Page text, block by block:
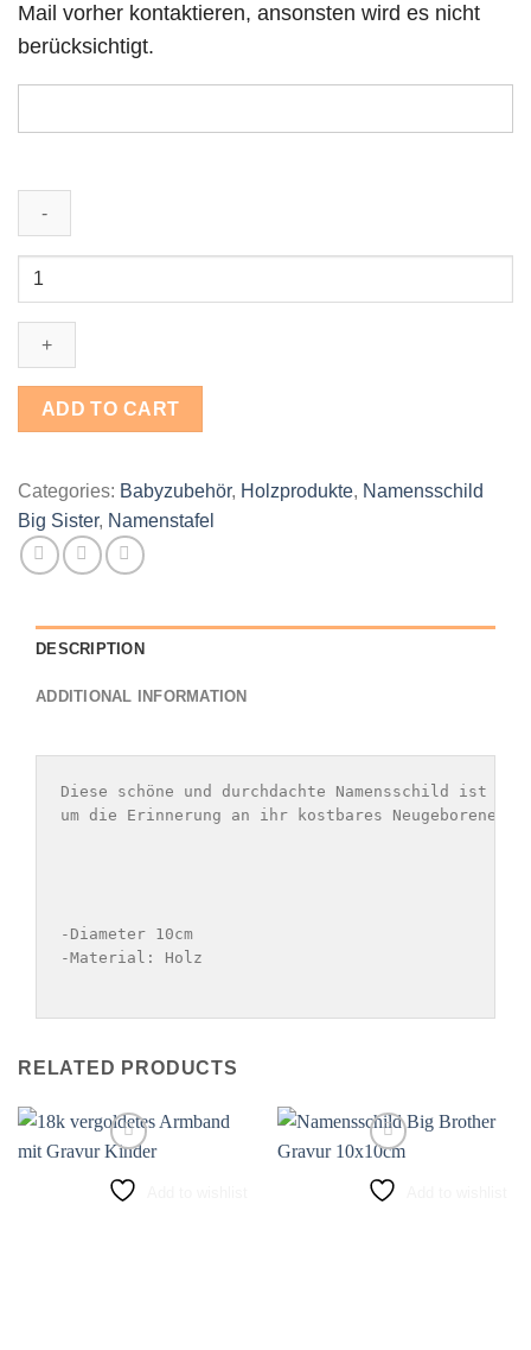
Mail vorher kontaktieren, ansonsten wird es nicht
berücksichtigt.
Namensschild
Sister
Gravur
quantity
ADD TO CART
Categories: Babyzubehör, Holzprodukte, Namensschild
Big Sister, Namenstafel
DESCRIPTION
ADDITIONAL INFORMATION
Diese schöne und durchdachte Namensschild ist
um die Erinnerung an ihr kostbares Neugeborenes
-Diameter 10cm
-Material: Holz
RELATED PRODUCTS